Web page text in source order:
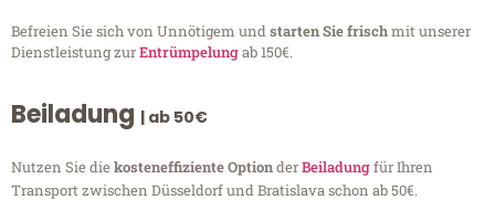
Befreien Sie sich von Unnötigem undstarten Sie frischmit unserer
Dienstleistung zurEntrümpelungab 150€.
Beiladung | ab 50€
Nutzen Sie diekosteneffiziente OptionderBeiladungfür Ihren
Transport zwischen Düsseldorf und Bratislava schon ab 50€.